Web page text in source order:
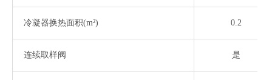
冷凝器换热面积(m²) 0.2
连续取样阀 是